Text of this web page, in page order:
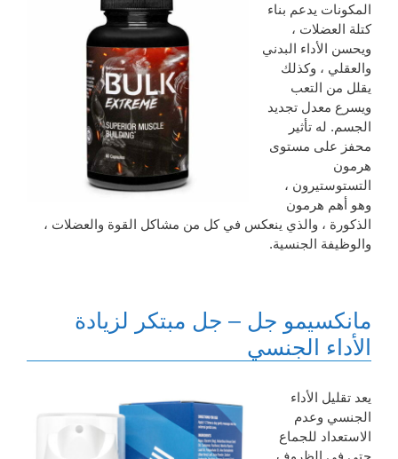
المكونات يدعم بناء
كتلة العضلات ،
ويحسن الأداء البدني
والعقلي ، وكذلك
يقلل من التعب
ويسرع معدل تجديد
الجسم. له تأثير
محفز على مستوى
هرمون
التستوستيرون ،
وهو أهم هرمون
الذكورة ، والذي ينعكس في كل من مشاكل القوة والعضلات ،
والوظيفة الجنسية.
مانكسيمو جل – جل مبتكر لزيادة
الأداء الجنسي
يعد تقليل الأداء
الجنسي وعدم
الاستعداد للجماع
حتى في الظروف